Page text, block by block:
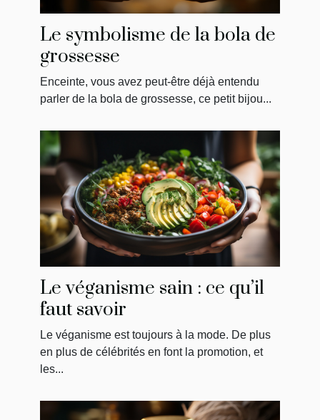
Le symbolisme de la bola de
grossesse
Enceinte, vous avez peut-être déjà entendu
parler de la bola de grossesse, ce petit bijou...
Le véganisme sain : ce qu’il
faut savoir
Le véganisme est toujours à la mode. De plus
en plus de célébrités en font la promotion, et
les...